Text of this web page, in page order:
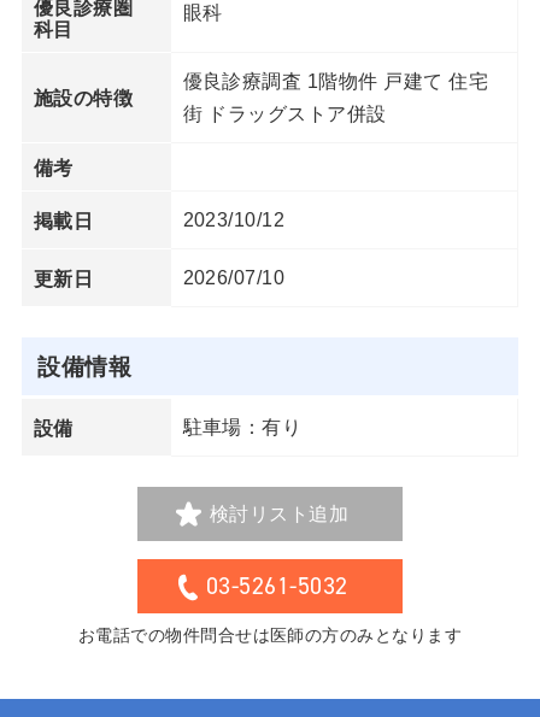
優良診療圏
科目
眼科
施設の特徴
優良診療調査 1階物件 戸建て 住宅
街 ドラッグストア併設
備考
掲載日 2023/10/12
更新日 2026/07/10
設備情報
設備 駐車場：有り
検討リスト追加
03-5261-5032
お電話での物件問合せは医師の方のみとなります